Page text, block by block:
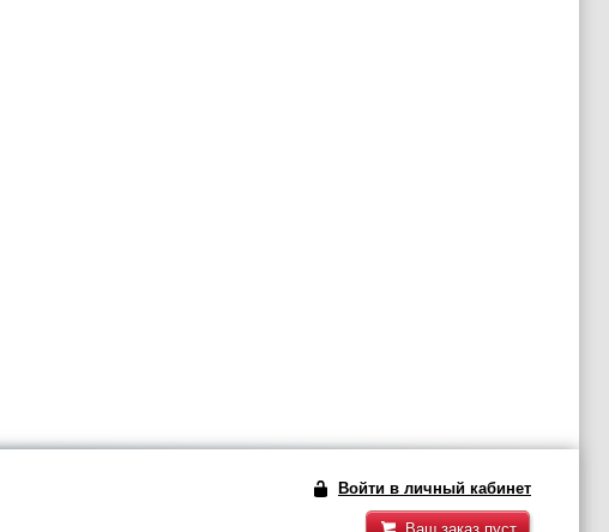
Войти в личный кабинет